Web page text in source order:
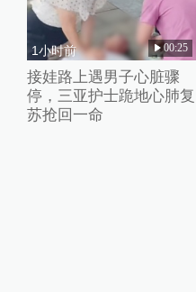
1小时前 00:25
接娃路上遇男子心脏骤
停，三亚护士跪地心肺复
苏抢回一命